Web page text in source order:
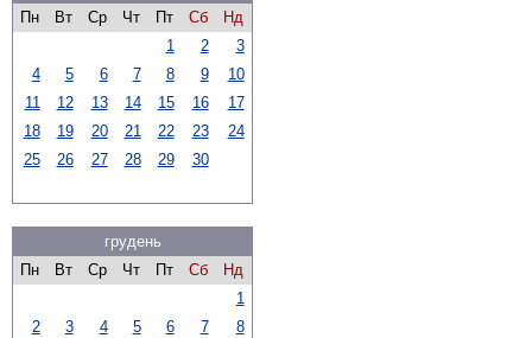
Пн
Вт Ср Чт Пт Сб
Нд
1
2
3
4
5 6 7 8 9
10
11
12 13 14 15 16
17
18
19 20 21 22 23
24
25
26 27 28 29 30
грудень
Пн
Вт Ср Чт Пт Сб
Нд
1
2
3 4 5 6 7
8